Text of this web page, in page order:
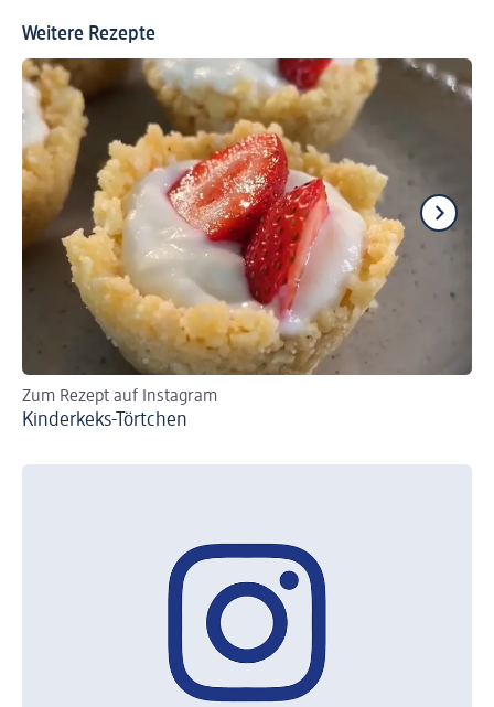
Weitere Rezepte
Zum Rezept auf Instagram
Kinderkeks-Törtchen